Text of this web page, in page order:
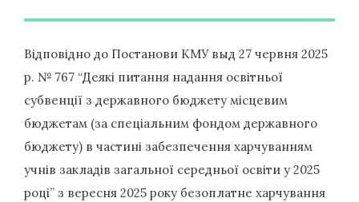
Відповідно до Постанови КМУ выд 27 червня 2025
р. № 767 “Деякі питання надання освітньої
субвенції з державного бюджету місцевим
бюджетам (за спеціальним фондом державного
бюджету) в частині забезпечення харчуванням
учнів закладів загальної середньої освіти у 2025
році” з вересня 2025 року безоплатне харчування